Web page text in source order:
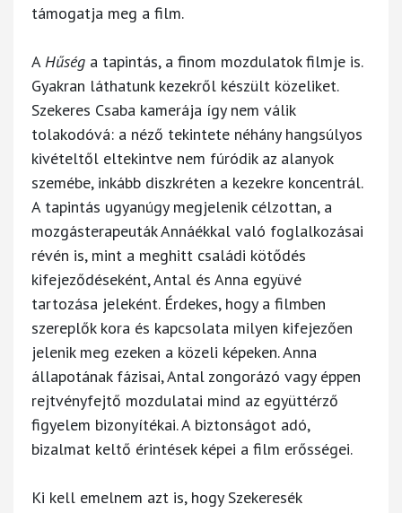
támogatja meg a film.
AHűség a tapintás, a finom mozdulatok filmje is.
Gyakran láthatunk kezekről készült közeliket.
Szekeres Csaba kamerája így nem válik
tolakodóvá: a néző tekintete néhány hangsúlyos
kivételtől eltekintve nem fúródik az alanyok
szemébe, inkább diszkréten a kezekre koncentrál.
A tapintás ugyanúgy megjelenik célzottan, a
mozgásterapeuták Annáékkal való foglalkozásai
révén is, mint a meghitt családi kötődés
kifejeződéseként, Antal és Anna együvé
tartozása jeleként. Érdekes, hogy a filmben
szereplők kora és kapcsolata milyen kifejezően
jelenik meg ezeken a közeli képeken. Anna
állapotának fázisai, Antal zongorázó vagy éppen
rejtvényfejtő mozdulatai mind az együttérző
figyelem bizonyítékai. A biztonságot adó,
bizalmat keltő érintések képei a film erősségei.
Ki kell emelnem azt is, hogy Szekeresék